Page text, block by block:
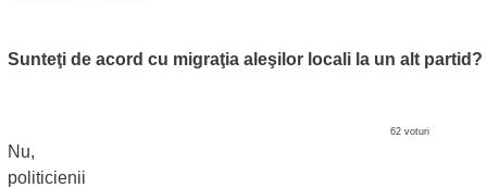
Sunteţi de acord cu migraţia aleşilor locali la un alt partid?
62 voturi
Nu,
politicienii